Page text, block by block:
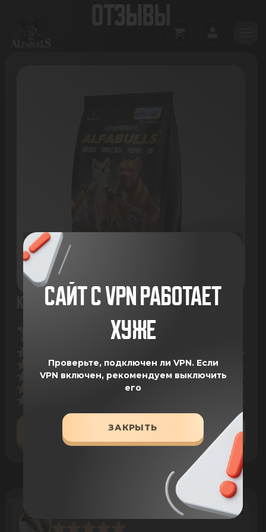
ОТЗЫВЫ
КОРМ ДЛЯ СОБАК ALFABULLS ULTRALIGHT
24 ОТЗЫВА
ОСТАВИТЬ ОТЗЫВ
28 Apr 2026
САЙТ С VPN РАБОТАЕТ
ХУЖЕ
Проверьте, подключен ли VPN. Если
VPN включен, рекомендуем выключить
его
ЗАКРЫТЬ